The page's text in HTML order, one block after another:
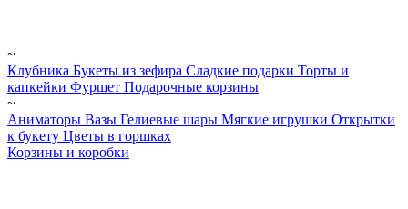
~
Клубника Букеты из зефира Сладкие подарки Торты и
капкейки Фуршет Подарочные корзины
~
Аниматоры Вазы Гелиевые шары Мягкие игрушки Открытки
к букету Цветы в горшках
Корзины и коробки